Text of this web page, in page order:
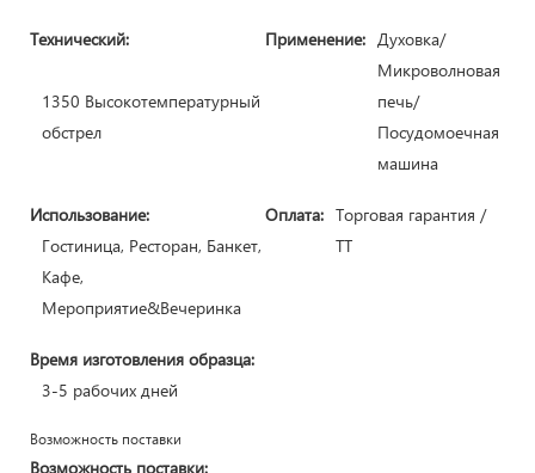
Технический:
1350 Высокотемпературный
обстрел
Применение: Духовка/
Микроволновая
печь/
Посудомоечная
машина
Использование:
Гостиница, Ресторан, Банкет,
Кафе,
Мероприятие&Вечеринка
Оплата: Торговая гарантия /
ТТ
Время изготовления образца:
3-5 рабочих дней
Возможность поставки
Возможность поставки: